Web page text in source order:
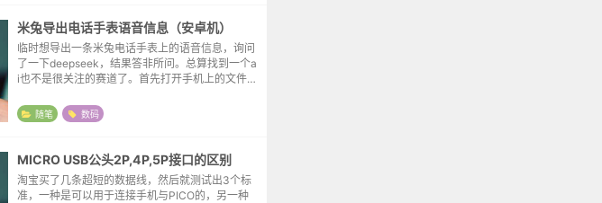
米兔导出电话手表语音信息（安卓机）
临时想导出一条米兔电话手表上的语音信息，询问
了一下deepseek，结果答非所问。总算找到一个a
i也不是很关注的赛道了。首先打开手机上的文件管
om.imibaby.client子...
随笔 数码
MICRO USB公头2P,4P,5P接口的区别
淘宝买了几条超短的数据线，然后就测试出3个标
准，一种是可以用于连接手机与PICO的，另一种